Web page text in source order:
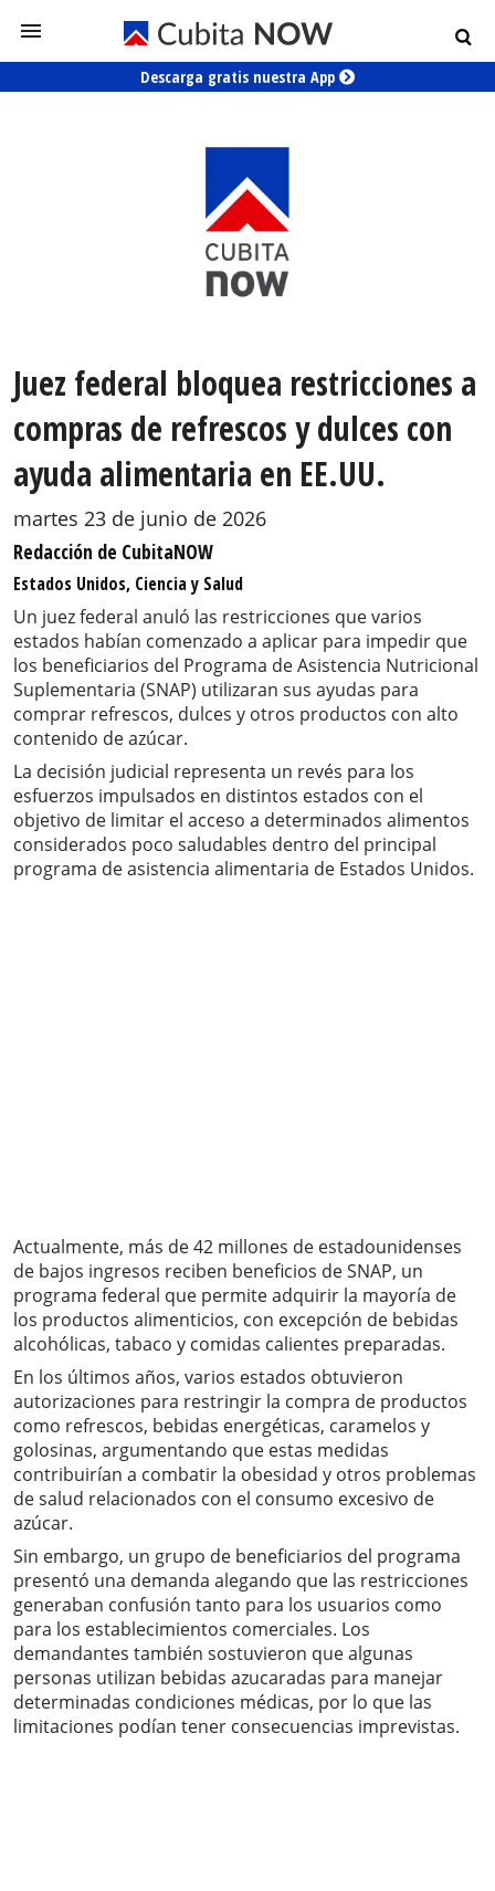
Descarga gratis nuestra App
Juez federal bloquea restricciones a
compras de refrescos y dulces con
ayuda alimentaria en EE.UU.
martes 23 de junio de 2026
Redacción de CubitaNOW
Estados Unidos, Ciencia y Salud
Un juez federal anuló las restricciones que varios
estados habían comenzado a aplicar para impedir que
los beneficiarios del Programa de Asistencia Nutricional
Suplementaria (SNAP) utilizaran sus ayudas para
comprar refrescos, dulces y otros productos con alto
contenido de azúcar.
La decisión judicial representa un revés para los
esfuerzos impulsados en distintos estados con el
objetivo de limitar el acceso a determinados alimentos
considerados poco saludables dentro del principal
programa de asistencia alimentaria de Estados Unidos.
Actualmente, más de 42 millones de estadounidenses
de bajos ingresos reciben beneficios de SNAP, un
programa federal que permite adquirir la mayoría de
los productos alimenticios, con excepción de bebidas
alcohólicas, tabaco y comidas calientes preparadas.
En los últimos años, varios estados obtuvieron
autorizaciones para restringir la compra de productos
como refrescos, bebidas energéticas, caramelos y
golosinas, argumentando que estas medidas
contribuirían a combatir la obesidad y otros problemas
de salud relacionados con el consumo excesivo de
azúcar.
Sin embargo, un grupo de beneficiarios del programa
presentó una demanda alegando que las restricciones
generaban confusión tanto para los usuarios como
para los establecimientos comerciales. Los
demandantes también sostuvieron que algunas
personas utilizan bebidas azucaradas para manejar
determinadas condiciones médicas, por lo que las
limitaciones podían tener consecuencias imprevistas.